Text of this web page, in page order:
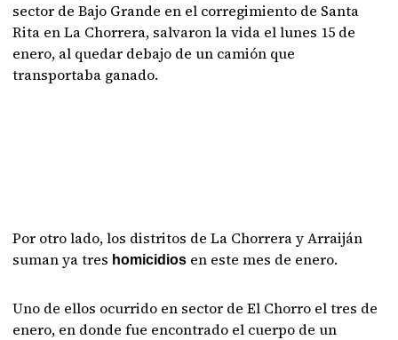
sector de Bajo Grande en el corregimiento de Santa
Rita en La Chorrera, salvaron la vida el lunes 15 de
enero, al quedar debajo de un camión que
transportaba ganado.
Por otro lado, los distritos de La Chorrera y Arraiján
suman ya tres homicidios en este mes de enero.
Uno de ellos ocurrido en sector de El Chorro el tres de
enero, en donde fue encontrado el cuerpo de un